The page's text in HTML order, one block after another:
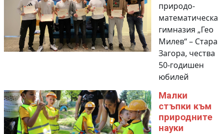
природо-
математическа
гимназия „Гео
Милев“ – Стара
Загора, чества
50-годишен
юбилей
Малки
стъпки към
природните
науки